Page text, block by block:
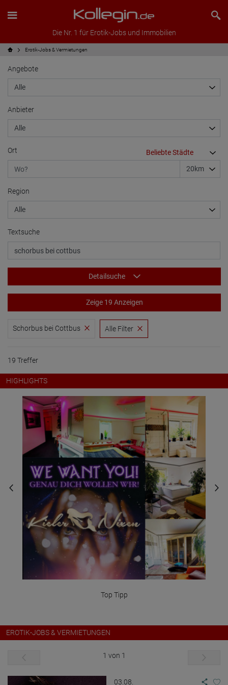
Die Nr. 1 für Erotik-Jobs und Immobilien
Erotik-Jobs & Vermietungen
Angebote
Anbieter
Ort
Region
Textsuche
Detailsuche
Zeige 19 Anzeigen
Schorbus bei Cottbus Alle Filter
19 Treffer
HIGHLIGHTS
sichere Dir jetzt Dein Zimmer
EROTIK-JOBS & VERMIETUNGEN
1 von 1
03.08.